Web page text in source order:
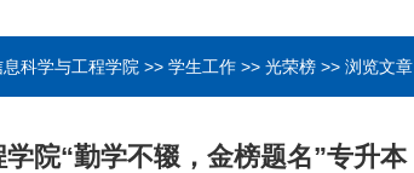
息科学与工程学院 >> 学生工作 >> 光荣榜 >> 浏览文章
院“勤学不辍，金榜题名”专升本